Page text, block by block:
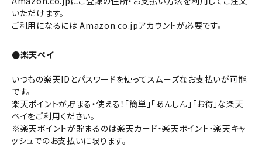
いただけます。
ご利用になるには Amazon.co.jpアカウントが必要です。
●楽天ペイ
いつもの楽天IDとパスワードを使ってスムーズなお支払いが可能
です。
楽天ポイントが貯まる・使える！「簡単」「あんしん」「お得」な楽天
ペイをご利用ください。
※楽天ポイントが貯まるのは楽天カード・楽天ポイント・楽天キャ
ッシュでのお支払いに限ります。